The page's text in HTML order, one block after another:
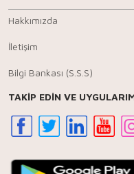
Hakkımızda
İletişim
Bilgi Bankası (S.S.S)
TAKİP EDİN VE